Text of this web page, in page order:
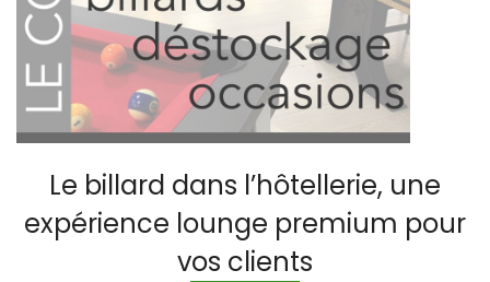
Le billard dans l’hôtellerie, une
expérience lounge premium pour
vos clients